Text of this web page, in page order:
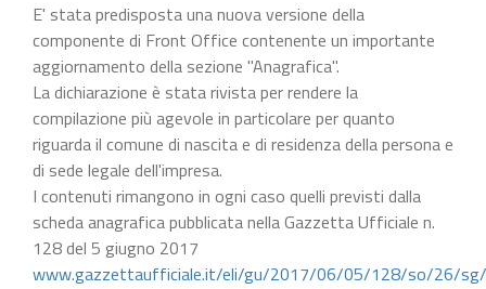
E' stata predisposta una nuova versione della
componente di Front Office contenente un importante
aggiornamento della sezione "Anagrafica".
La dichiarazione è stata rivista per rendere la
compilazione più agevole in particolare per quanto
riguarda il comune di nascita e di residenza della persona e
di sede legale dell'impresa.
I contenuti rimangono in ogni caso quelli previsti dalla
scheda anagrafica pubblicata nella Gazzetta Ufficiale n.
128 del 5 giugno 2017
www.gazzettaufficiale.it/eli/gu/2017/06/05/128/so/26/